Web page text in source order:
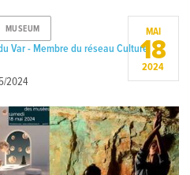
MUSEUM
Var - Membre du réseau Culture
2024
MAI
18
2024